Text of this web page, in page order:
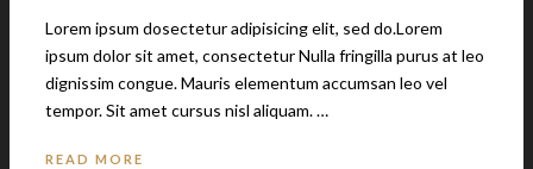
Lorem ipsum dosectetur adipisicing elit, sed do.Lorem
ipsum dolor sit amet, consectetur Nulla fringilla purus at leo
dignissim congue. Mauris elementum accumsan leo vel
tempor. Sit amet cursus nisl aliquam. …
READ MORE